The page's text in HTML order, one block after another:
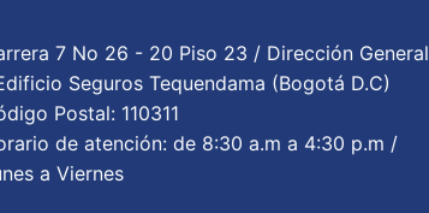
7 No 26 - 20 Piso 23 / Dirección General
Seguros Tequendama (Bogotá D.C)
Postal: 110311
de atención: de 8:30 a.m a 4:30 p.m /
a Viernes